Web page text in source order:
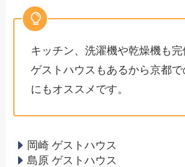
キッチン、洗濯機や乾燥機も
ゲストハウスもあるから京都
にもオススメです。
岡崎 ゲストハウス
島原 ゲストハウス